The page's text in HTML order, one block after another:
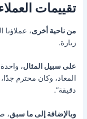
تقييمات
من ناحية أخرى، عملاؤنا
زيارة.
على سبيل المثال،
دقيقة”.
وبالإضافة إلى ما سبق